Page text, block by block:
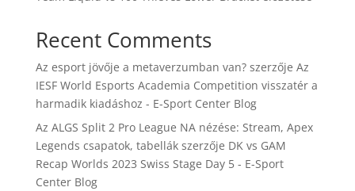
Recent Comments
Az esport jövője a metaverzumban van?szerzője Az
IESF World Esports Academia Competition visszatér a
harmadik kiadáshoz - E-Sport Center Blog
Az ALGS Split 2 Pro League NA nézése: Stream, Apex
Legends csapatok, tabellákszerzője DK vs GAM
Recap Worlds 2023 Swiss Stage Day 5 - E-Sport
Center Blog